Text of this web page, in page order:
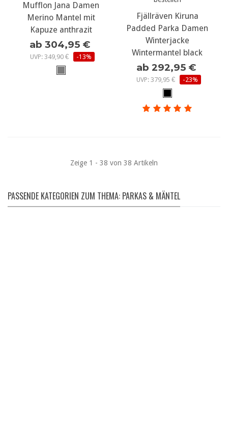
Mufflon Jana Damen
Merino Mantel mit
Kapuze anthrazit
ab 304,95 €
UVP: 349,90 € -13%
Fjällräven Kiruna
Padded Parka Damen
Winterjacke
Wintermantel black
ab 292,95 €
UVP: 379,95 € -23%
Zeige 1 - 38 von 38 Artikeln
PASSENDE KATEGORIEN ZUM THEMA: PARKAS & MÄNTEL